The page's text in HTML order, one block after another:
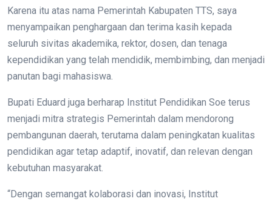
Karena itu atas nama Pemerintah Kabupaten TTS, saya
menyampaikan penghargaan dan terima kasih kepada
seluruh sivitas akademika, rektor, dosen, dan tenaga
kependidikan yang telah mendidik, membimbing, dan menjadi
panutan bagi mahasiswa.
Bupati Eduard juga berharap Institut Pendidikan Soe terus
menjadi mitra strategis Pemerintah dalam mendorong
pembangunan daerah, terutama dalam peningkatan kualitas
pendidikan agar tetap adaptif, inovatif, dan relevan dengan
kebutuhan masyarakat.
“Dengan semangat kolaborasi dan inovasi, Institut